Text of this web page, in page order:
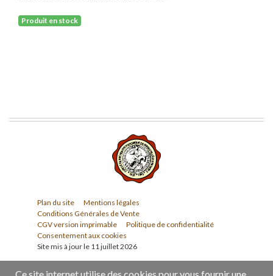
Produit en stock
Plan du site
Mentions légales
Conditions Générales de Vente
CGV version imprimable
Politique de confidentialité
Consentement aux cookies
Site mis à jour le 11 juillet 2026